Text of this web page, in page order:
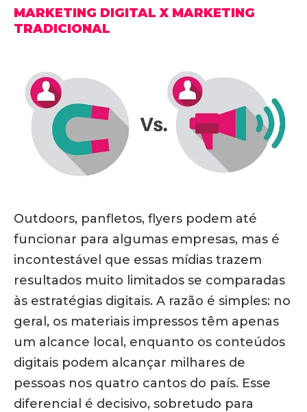
MARKETING DIGITAL X MARKETING
TRADICIONAL
Outdoors, panfletos, flyers podem até
funcionar para algumas empresas, mas é
incontestável que essas mídias trazem
resultados muito limitados se comparadas
às estratégias digitais. A razão é simples: no
geral, os materiais impressos têm apenas
um alcance local, enquanto os conteúdos
digitais podem alcançar milhares de
pessoas nos quatro cantos do país. Esse
diferencial é decisivo, sobretudo para